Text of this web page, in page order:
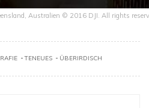
Australien © 2016 DJI. All rights
TENEUES ÜBERIRDISCH